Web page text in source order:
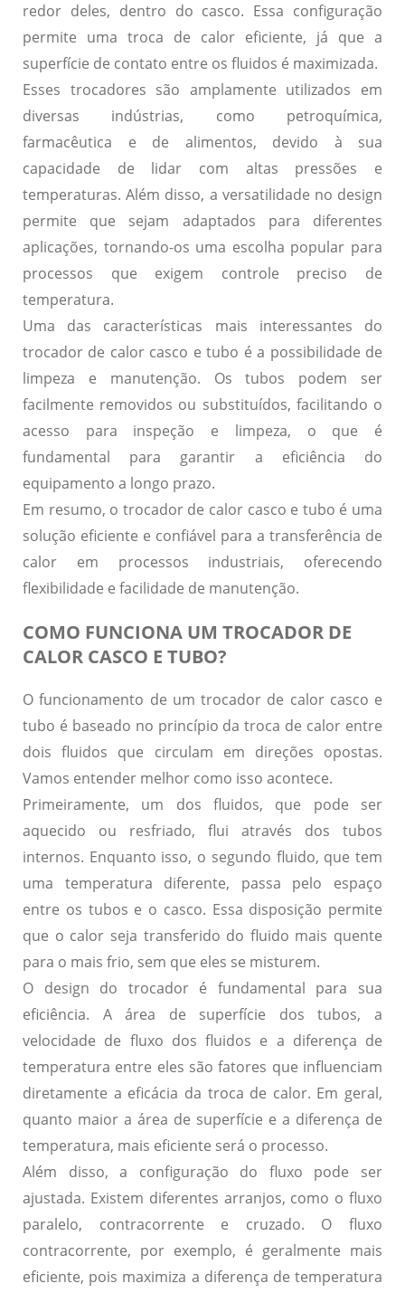
redor deles, dentro do casco. Essa configuração
permite uma troca de calor eficiente, já que a
superfície de contato entre os fluidos é maximizada.
Esses trocadores são amplamente utilizados em
diversas indústrias, como petroquímica,
farmacêutica e de alimentos, devido à sua
capacidade de lidar com altas pressões e
temperaturas. Além disso, a versatilidade no design
permite que sejam adaptados para diferentes
aplicações, tornando-os uma escolha popular para
processos que exigem controle preciso de
temperatura.
Uma das características mais interessantes do
trocador de calor casco e tubo é a possibilidade de
limpeza e manutenção. Os tubos podem ser
facilmente removidos ou substituídos, facilitando o
acesso para inspeção e limpeza, o que é
fundamental para garantir a eficiência do
equipamento a longo prazo.
Em resumo, o trocador de calor casco e tubo é uma
solução eficiente e confiável para a transferência de
calor em processos industriais, oferecendo
flexibilidade e facilidade de manutenção.
COMO FUNCIONA UM TROCADOR DE
CALOR CASCO E TUBO?
O funcionamento de um trocador de calor casco e
tubo é baseado no princípio da troca de calor entre
dois fluidos que circulam em direções opostas.
Vamos entender melhor como isso acontece.
Primeiramente, um dos fluidos, que pode ser
aquecido ou resfriado, flui através dos tubos
internos. Enquanto isso, o segundo fluido, que tem
uma temperatura diferente, passa pelo espaço
entre os tubos e o casco. Essa disposição permite
que o calor seja transferido do fluido mais quente
para o mais frio, sem que eles se misturem.
O design do trocador é fundamental para sua
eficiência. A área de superfície dos tubos, a
velocidade de fluxo dos fluidos e a diferença de
temperatura entre eles são fatores que influenciam
diretamente a eficácia da troca de calor. Em geral,
quanto maior a área de superfície e a diferença de
temperatura, mais eficiente será o processo.
Além disso, a configuração do fluxo pode ser
ajustada. Existem diferentes arranjos, como o fluxo
paralelo, contracorrente e cruzado. O fluxo
contracorrente, por exemplo, é geralmente mais
eficiente, pois maximiza a diferença de temperatura